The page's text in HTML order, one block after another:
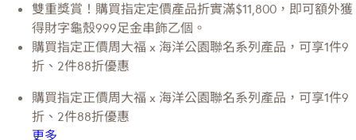
雙重獎賞！購買指定定價產品折實滿$11,800，即可額外獲
得財字龜殼999足金串飾乙個。
購買指定正價周大福 x 海洋公園聯名系列產品，可享1件9
折、2件88折優惠
購買指定正價周大福 x 海洋公園聯名系列產品，可享1件9
折、2件88折優惠
更多